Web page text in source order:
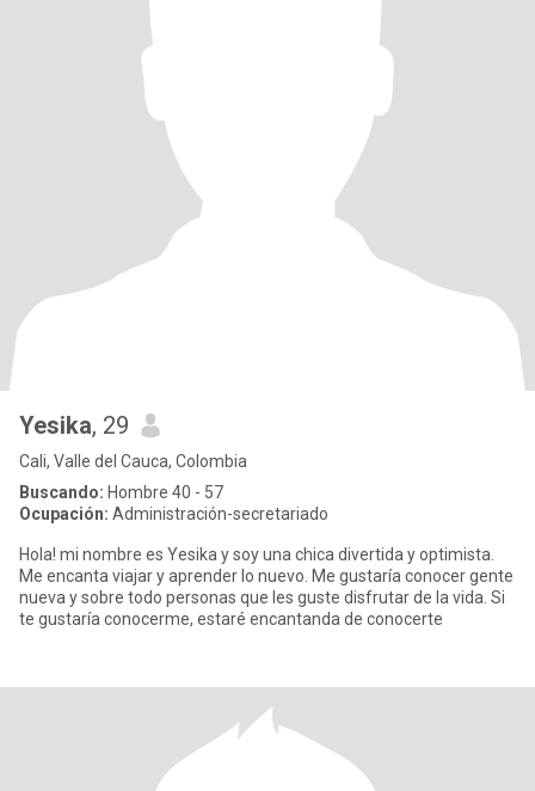
Yesika, 29
Cali, Valle del Cauca, Colombia
Buscando: Hombre 40 - 57
Ocupación: Administración-secretariado
Hola! mi nombre es Yesika y soy una chica divertida y optimista.
Me encanta viajar y aprender lo nuevo. Me gustaría conocer gente
nueva y sobre todo personas que les guste disfrutar de la vida. Si
te gustaría conocerme, estaré encantanda de conocerte